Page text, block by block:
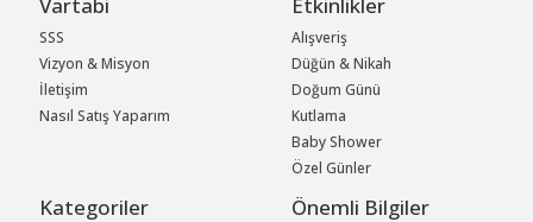
SSS
Vizyon & Misyon
İletişim
Nasıl Satış Yaparım
Alışveriş
Düğün & Nikah
Doğum Günü
Kutlama
Baby Shower
Özel Günler
Kategoriler Önemli Bilgiler